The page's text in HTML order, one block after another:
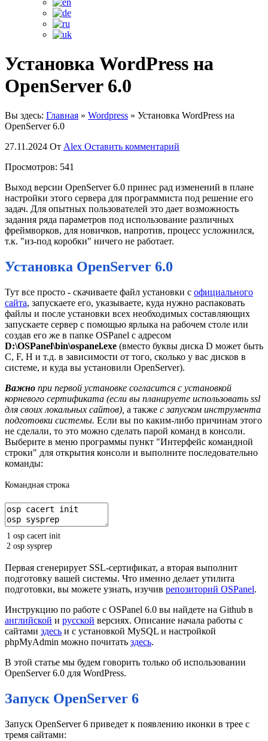
Установка WordPress на
OpenServer 6.0
Вы здесь: Главная » Wordpress » Установка WordPress на
OpenServer 6.0
27.11.2024 От Alex Оставить комментарий
Просмотров: 541
Выход версии OpenServer 6.0 принес рад изменений в плане
настройки этого сервера для программиста под решение его
задач. Для опытных пользователей это дает возможность
задания ряда параметров под использование различных
фреймворков, для новичков, напротив, процесс усложнился,
т.к. "из-под коробки" ничего не работает.
Установка OpenServer 6.0
Тут все просто - скачиваете файл установки с официального
сайта, запускаете его, указываете, куда нужно распаковать
файлы и после установки всех необходимых составляющих
запускаете сервер с помощью ярлыка на рабочем столе или
создав его же в папке OSPanel с адресом
D:\OSPanel\bin\ospanel.exe (вместо буквы диска D может быть
C, F, H и т.д. в зависимости от того, сколько у вас дисков в
системе, и куда вы установили OpenServer).
Важно при первой установке согласится с установкой
корневого сертификата (если вы планируете использовать ssl
для своих локальных сайтов), а также с запуском инструмента
подготовки системы. Если вы по каким-либо причинам этого
не сделали, то это можно сделать парой команд в консоли.
Выберите в меню программы пункт "Интерфейс командной
строки" для открытия консоли и выполните последовательно
команды:
Командная строка
1
2
osp cacert init
osp sysprep
Первая сгенерирует SSL-сертификат, а вторая выполнит
подготовку вашей системы. Что именно делает утилита
подготовки, вы можете узнать, изучив репозиторий OSPanel.
Инструкцию по работе с OSPanel 6.0 вы найдете на Github в
английской и русской версиях. Описание начала работы с
сайтами здесь и с установкой MySQL и настройкой
phpMyAdmin можно почитать здесь.
В этой статье мы будем говорить только об использовании
OpenServer 6.0 для WordPress.
Запуск OpenServer 6
Запуск OpenServer 6 приведет к появлению иконки в трее с
тремя сайтами: